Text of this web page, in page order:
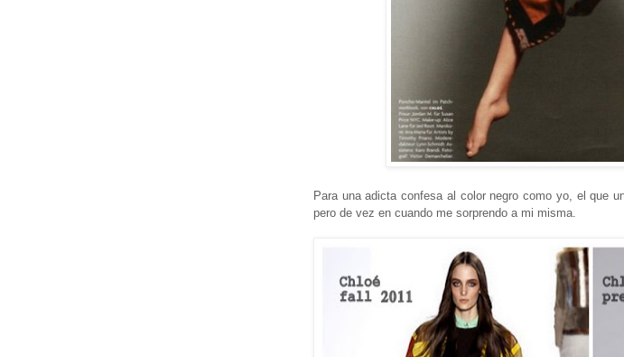
Para una adicta confesa al color negro como yo, el que
pero de vez en cuando me sorprendo a mi misma.